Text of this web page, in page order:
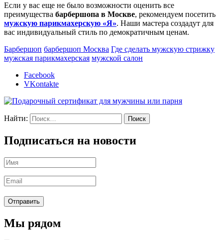
Если у вас еще не было возможности оценить все
преимущества барбершопа в Москве, рекомендуем посетить
мужскую парикмахерскую «Я». Наши мастера создадут для
вас индивидуальный стиль по демократичным ценам.
Барбершоп барбершоп Москва Где сделать мужскую стрижку
мужская парикмахерская мужской салон
Facebook
VKontakte
Найти:
Подписаться на новости
Мы рядом